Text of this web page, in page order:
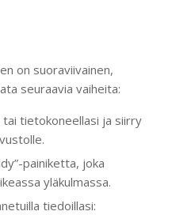
on suoraviivainen,
seuraavia vaiheita:
tai tietokoneellasi ja siirry
painiketta, joka
yläkulmassa.
tiedoillasi: